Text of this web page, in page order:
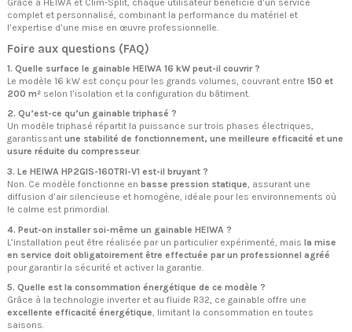
Grâce à HEIWA et Clim-Split, chaque utilisateur bénéficie d’un service
complet et personnalisé, combinant la performance du matériel et
l’expertise d’une mise en œuvre professionnelle.
Foire aux questions (FAQ)
1. Quelle surface le gainable HEIWA 16 kW peut-il couvrir ?
Le modèle 16 kW est conçu pour les grands volumes, couvrant entre 150 et
200 m² selon l’isolation et la configuration du bâtiment.
2. Qu’est-ce qu’un gainable triphasé ?
Un modèle triphasé répartit la puissance sur trois phases électriques,
garantissant une stabilité de fonctionnement, une meilleure efficacité et une
usure réduite du compresseur.
3. Le HEIWA HP2GIS-160TRI-V1 est-il bruyant ?
Non. Ce modèle fonctionne en basse pression statique, assurant une
diffusion d’air silencieuse et homogène, idéale pour les environnements où
le calme est primordial.
4. Peut-on installer soi-même un gainable HEIWA ?
L’installation peut être réalisée par un particulier expérimenté, mais la mise
en service doit obligatoirement être effectuée par un professionnel agréé
pour garantir la sécurité et activer la garantie.
5. Quelle est la consommation énergétique de ce modèle ?
Grâce à la technologie inverter et au fluide R32, ce gainable offre une
excellente efficacité énergétique, limitant la consommation en toutes
saisons.